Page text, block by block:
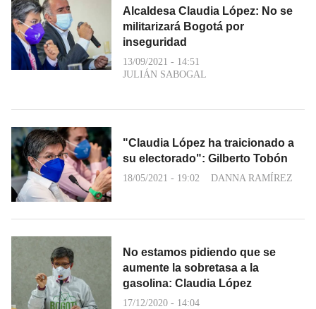
Alcaldesa Claudia López: No se
militarizará Bogotá por
inseguridad
13/09/2021 - 14:51
JULIÁN SABOGAL
"Claudia López ha traicionado a
su electorado": Gilberto Tobón
18/05/2021 - 19:02 DANNA RAMÍREZ
No estamos pidiendo que se
aumente la sobretasa a la
gasolina: Claudia López
17/12/2020 - 14:04